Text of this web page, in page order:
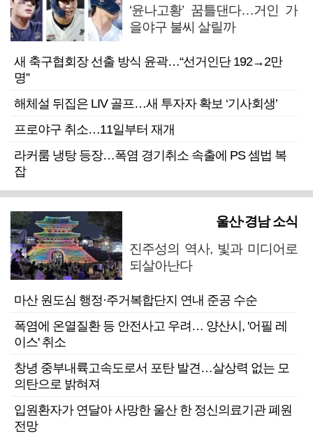
‘윤나고황’ 꿈틀댄다…거인 가
을야구 불씨 살릴까
새 축구협회장 선출 방식 윤곽…“선거인단 192→2만
명”
해체설 뒤집은 LIV 골프…새 투자자 확보 ‘기사회생’
프로야구 취소…11일부터 재개
라커룸 냉탕 등장…폭염 경기취소 속출에 PS 셈법 복
잡
울산·경남 소식
진주성의 역사, 빛과 미디어로
되살아난다
마산 원도심 행정·주거복합단지 연내 준공 수순
폭염에 온열질환 등 안전사고 우려… 양산시, '어필 레
이스' 취소
창녕 중부내륙고속도로서 포탄 발견…살상력 없는 모
의탄으로 밝혀져
입원환자가 연달아 사망한 울산 한 정신의료기관 폐원
전망